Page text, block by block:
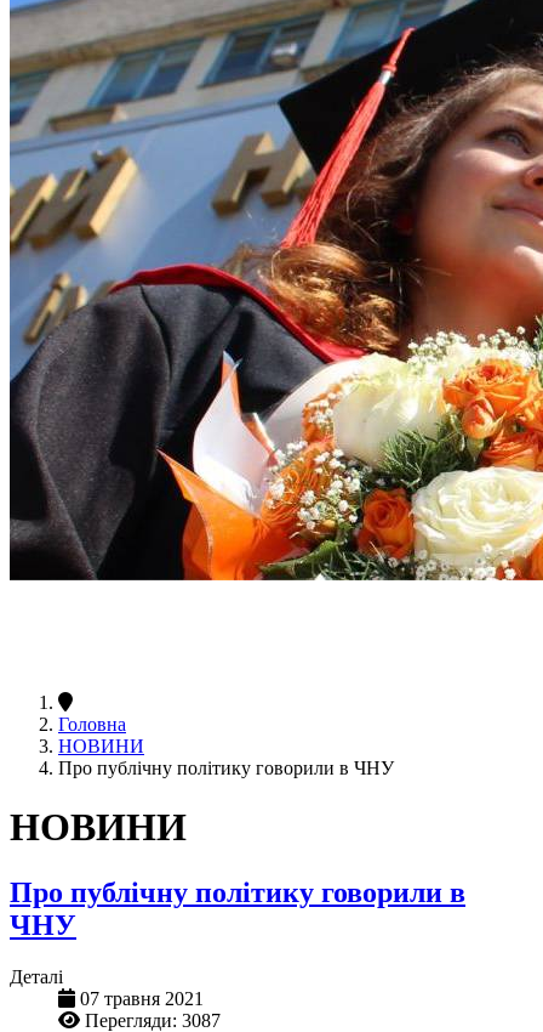
Головна
НОВИНИ
Про публічну політику говорили в ЧНУ
НОВИНИ
Про публічну політику говорили в
ЧНУ
Деталі
07 травня 2021
Перегляди: 3087